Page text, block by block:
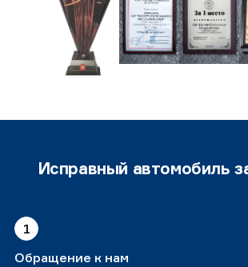
Исправный автомобиль
1
Обращение к нам